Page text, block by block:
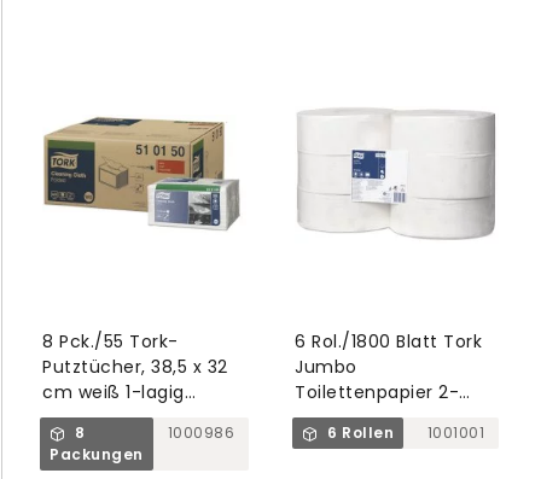
8 Pck./55 Tork-
Putztücher, 38,5 x 32
cm weiß 1-lagig
gefaltet W8
8
Packungen
1000986
6 Rol./1800 Blatt Tork
Jumbo
Toilettenpapier 2-
lagig, 9,4 cm x 360 m
T1 Advanced
6 Rollen 1001001